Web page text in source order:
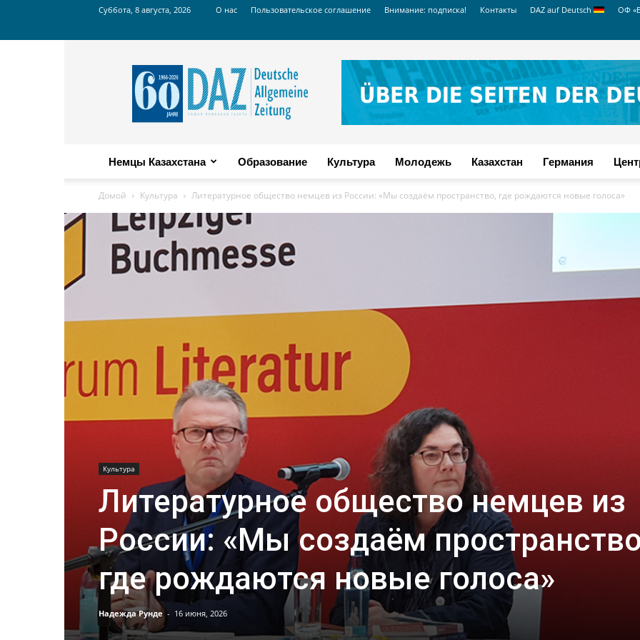
Суббота, 8 августа, 2026 О нас Пользовательское соглашение Внимание: подписка! Контакты DAZ auf Deutsch ОФ
Russian
DAZ
Немцы Казахстана Образование Культура Молодежь Казахстан Германия
Домой Культура Литературное общество немцев из России: «Мы создаём пространство, где рождаются новые голоса»
Культура
Литературное общество немцев из
России: «Мы создаём
где рождаются новые голоса»
Надежда Рунде - 16 июня, 2026